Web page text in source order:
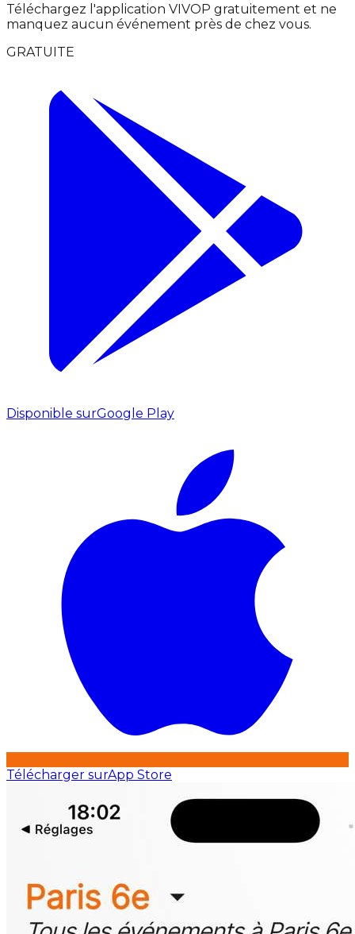
Téléchargez l'application VIVOP gratuitement et ne
manquez aucun événement près de chez vous.
GRATUITE
Disponible surGoogle Play
Télécharger surApp Store